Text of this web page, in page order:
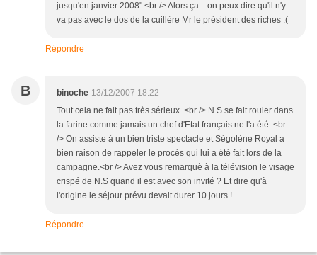
jusqu'en janvier 2008" <br /> Alors ça ...on peux dire qu'il n'y
va pas avec le dos de la cuillère Mr le président des riches :(
Répondre
B binoche 13/12/2007 18:22
Tout cela ne fait pas très sérieux. <br /> N.S se fait rouler dans
la farine comme jamais un chef d'Etat français ne l'a été. <br
/> On assiste à un bien triste spectacle et Ségolène Royal a
bien raison de rappeler le procés qui lui a été fait lors de la
campagne.<br /> Avez vous remarquè à la télévision le visage
crispé de N.S quand il est avec son invité ? Et dire qu'à
l'origine le séjour prévu devait durer 10 jours !
Répondre